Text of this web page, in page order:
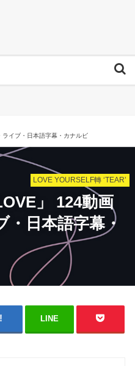
ライブ・日本語字幕・カナルビ
LOVE YOURSELF轉 ‘TEAR’
」 124動画
・日本語字幕・
LINE